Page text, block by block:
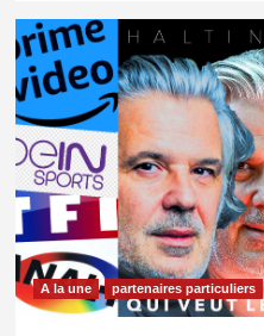
A la une partenaires particuliers